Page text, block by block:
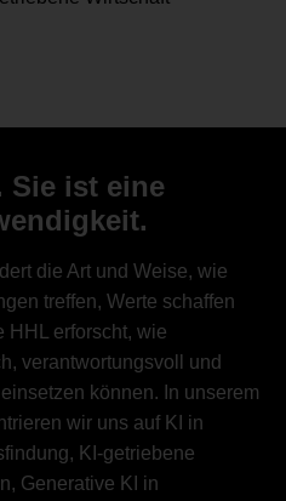
Sie ist eine
die Art und Weise, wie
treffen, Werte schaffen
HHL erforscht, wie
verantwortungsvoll und
können. In unserem
wir uns auf KI in
KI-getriebene
Generative KI in